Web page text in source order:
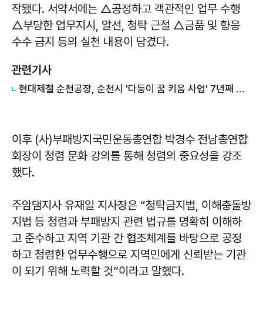
작됐다. 서약서에는 △공정하고 객관적인 업무 수행
△부당한 업무지시, 알선, 청탁 근절 △금품 및 향응
수수 금지 등의 실천 내용이 담겼다.
관련기사
현대제철 순천공장, 순천시 '다둥이 꿈 키움 사업' 7년째 후원
이후 (사)부패방지국민운동총연합 박경수 전남총연합
회장이 청렴 문화 강의를 통해 청렴의 중요성을 강조
했다.
주암댐지사 유재일 지사장은 “청탁금지법, 이해충돌방
지법 등 청렴과 부패방지 관련 법규를 명확히 이해하
고 준수하고 지역 기관 간 협조체계를 바탕으로 공정
하고 청렴한 업무수행으로 지역민에게 신뢰받는 기관
이 되기 위해 노력할 것”이라고 말했다.